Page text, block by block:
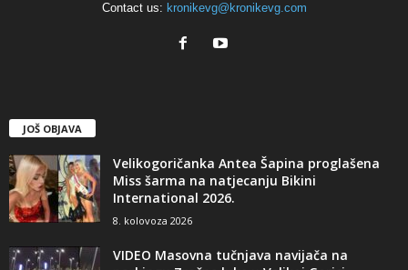
Contact us: kronikevg@kronikevg.com
JOŠ OBJAVA
Velikogoričanka Antea Šapina proglašena
Miss šarma na natjecanju Bikini
International 2026.
8. kolovoza 2026
VIDEO Masovna tučnjava navijača na